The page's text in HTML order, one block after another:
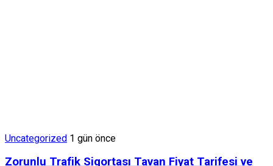
Uncategorized 1 gün önce
Zorunlu Trafik Sigortası Tavan Fiyat Tarifesi ve